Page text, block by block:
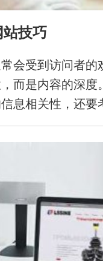
站技巧
会受到访问者的
而是内容的深度
息相关性，还要
率有多高等等。
站前面。因为不
页时，不要只
。会有问题。